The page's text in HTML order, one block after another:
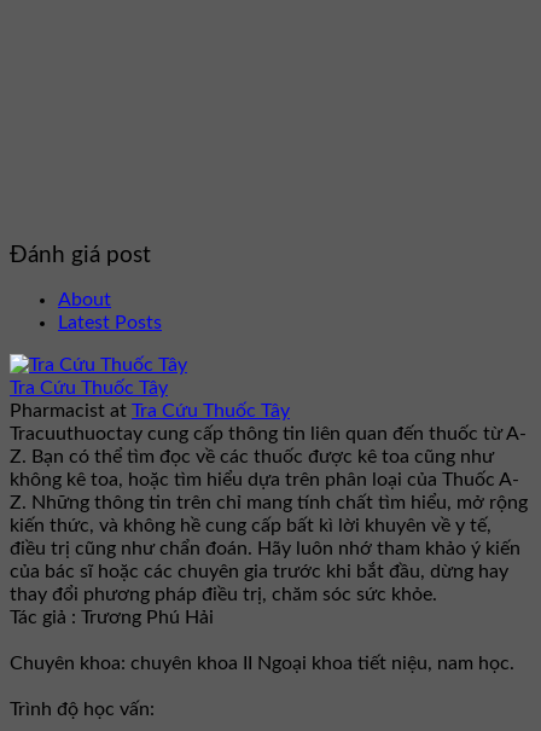
Đánh giá post
About
Latest Posts
Tra Cứu Thuốc Tây
Pharmacist at Tra Cứu Thuốc Tây
Tracuuthuoctay cung cấp thông tin liên quan đến thuốc từ A-
Z. Bạn có thể tìm đọc về các thuốc được kê toa cũng như
không kê toa, hoặc tìm hiểu dựa trên phân loại của Thuốc A-
Z. Những thông tin trên chỉ mang tính chất tìm hiểu, mở rộng
kiến thức, và không hề cung cấp bất kì lời khuyên về y tế,
điều trị cũng như chẩn đoán. Hãy luôn nhớ tham khảo ý kiến
của bác sĩ hoặc các chuyên gia trước khi bắt đầu, dừng hay
thay đổi phương pháp điều trị, chăm sóc sức khỏe.
Tác giả : Trương Phú Hải
Chuyên khoa: chuyên khoa II Ngoại khoa tiết niệu, nam học.
Trình độ học vấn: